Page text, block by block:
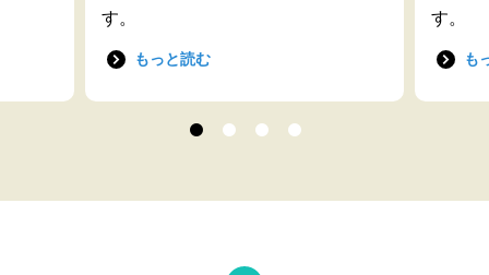
す。
もっと読む
す。
も